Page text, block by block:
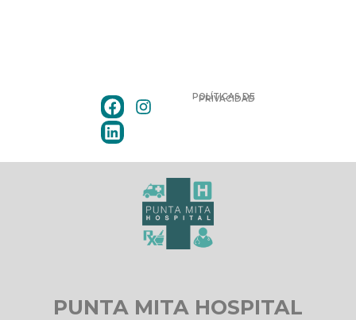
POLÍTICAS DE
PRIVACIDAD
PUNTA MITA HOSPITAL